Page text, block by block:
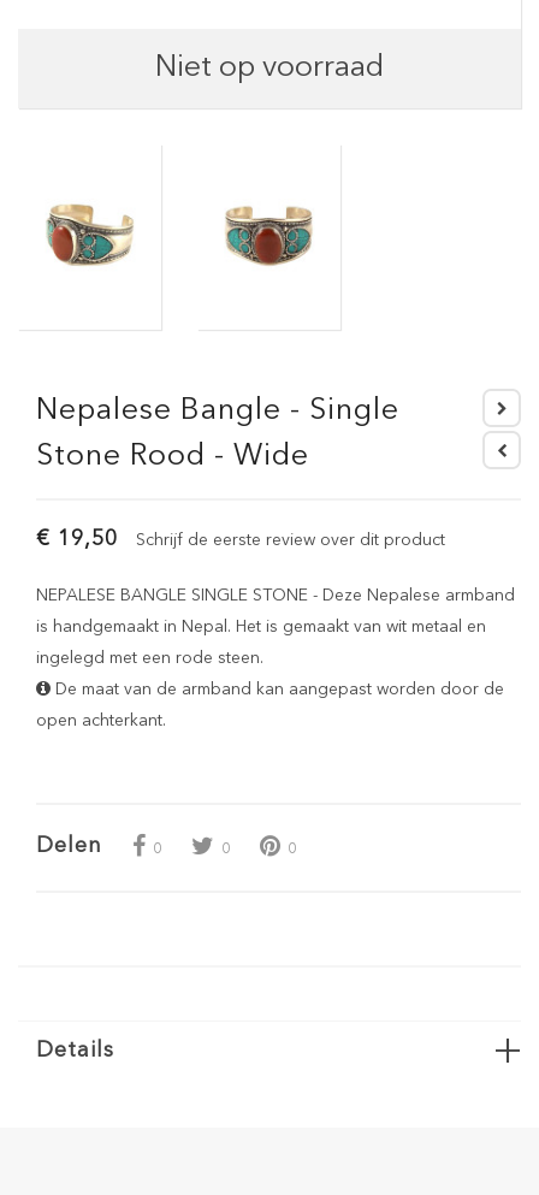
Niet op voorraad
Nepalese Bangle - Single
Stone Rood - Wide
€ 19,50 Schrijf de eerste review over dit product
NEPALESE BANGLE SINGLE STONE - Deze Nepalese armband
is handgemaakt in Nepal. Het is gemaakt van wit metaal en
ingelegd met een rode steen.
De maat van de armband kan aangepast worden door de
open achterkant.
Delen 0 0 0
Details